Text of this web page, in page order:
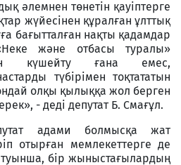
әлемнен төнетін қауіптерге
жүйесінен құралған ұлттық
бағытталған нақты қадамдар
және отбасы туралы»
күшейту ғана емес,
түбірімен тоқтататын
олқы қылыққа жол берген
- деді депутат Б. Смағұл.
адами болмысқа жат
отырған мемлекеттерге де
бір жыныстағылардың